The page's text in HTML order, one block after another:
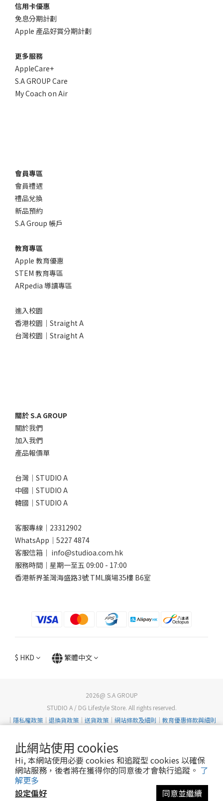
此網站使用 cookies
Hi, 本網站使用必要 cookies 和追蹤型 cookies 以確保
網站服務，後者將在獲得你的同意後才會執行追蹤。 了
解更多
設定偏好
同意並繼續
信用卡優惠
免息分期計劃
Apple 產品好賞分期計劃
更多服務
AppleCare+
S.A GROUP Care
My Coach on Air
會員專區
會員禮遇
禮品兌換
新品預約
S.A Group 帳戶
教育專區
Apple 教育優惠
STEM 教育專區
ARpedia 導讀專區
進入校園
香港校園｜Straight A
台灣校園｜Straight A
關於 S.A GROUP
關於我們
加入我們
產品報價單
台灣｜STUDIO A
中國｜STUDIO A
韓國｜STUDIO A
客服專線｜23312902
WhatsApp｜ 5227 4874
客服信箱｜ info@studioa.com.hk
服務時間｜星期一至五 09:00 - 17:00
香港新界荃灣海盛路3號 TML廣場35樓 B6室
$ HKD 繁體中文
2026@ S.A GROUP
STUDIO A / DG Lifestyle Store. All rights reserved.
｜ 隱私權政策 ｜ 退換貨政策 ｜ 送貨政策 ｜ 網站條款及細則 ｜ 教育優惠條款與細則